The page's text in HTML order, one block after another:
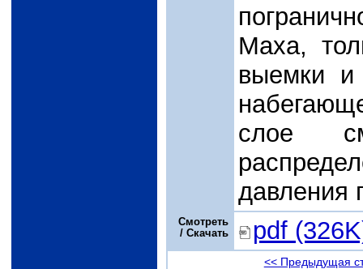
Маха,
выемки и
слое
давления
Смотреть
/ Скачать
pdf
<< Предыдущая